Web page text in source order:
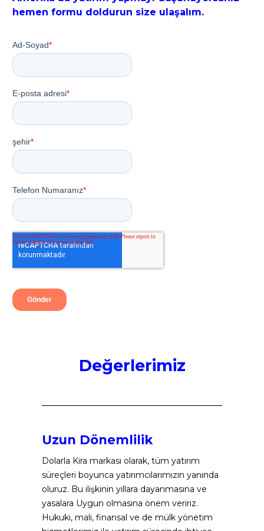
hemen formu doldurun size ulaşalım.
Değerlerimiz
Uzun Dönemlilik
Dolarla Kira markası olarak, tüm yatırım
süreçleri boyunca yatırımcılarımızın yanında
oluruz. Bu ilişkinin yıllara dayanmasına ve
yasalara Uygun olmasına önem veririz.
Hukuki, mali, finansal ve de mülk yönetim